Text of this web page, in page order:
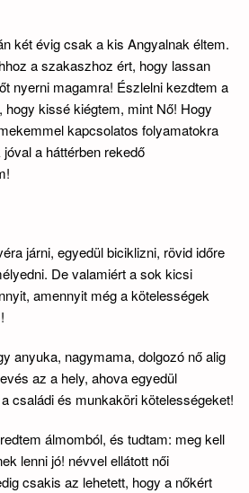
két évig csak a kis Angyalnak éltem.
a szakaszhoz ért, hogy lassan
nyerni magamra! Észlelni kezdtem a
hogy kissé kiégtem, mint Nő! Hogy
kapcsolatos folyamatokra
a háttérben rekedő
járni, egyedül biciklizni, rövid időre
De valamiért a sok kicsi
amennyit még a kötelességek
anyuka, nagymama, dolgozó nő alig
az a hely, ahova egyedül
családi és munkaköri kötelességeket!
álmomból, és tudtam: meg kell
lenni jó! névvel ellátott női
csakis az lehetett, hogy a nőkért